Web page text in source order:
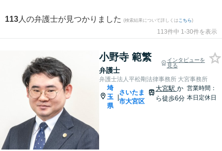
113 人の弁護士が見つかりました (検索結果について詳しくは こちら)
113件中 1-30件を表示
小野寺 範繁
弁護士
インタビューを
見る
弁護士法人平松剛法律事務所 大宮事務所
埼
玉
県
|
さいたま
市大宮区
大宮駅 か
ら徒歩6分
営業時間：
本日定休日